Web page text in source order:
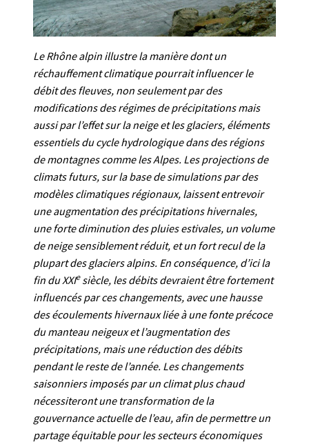
Le Rhône alpin illustre la manière dont un
réchauffement climatique pourrait influencer le
débit des fleuves, non seulement par des
modifications des régimes de précipitations mais
aussi par l’effet sur la neige et les glaciers, éléments
essentiels du cycle hydrologique dans des régions
de montagnes comme les Alpes. Les projections de
climats futurs, sur la base de simulations par des
modèles climatiques régionaux, laissent entrevoir
une augmentation des précipitations hivernales,
une forte diminution des pluies estivales, un volume
de neige sensiblement réduit, et un fort recul de la
plupart des glaciers alpins. En conséquence, d’ici la
fin du XXIesiècle, les débits devraient être fortement
influencés par ces changements, avec une hausse
des écoulements hivernaux liée à une fonte précoce
du manteau neigeux et l’augmentation des
précipitations, mais une réduction des débits
pendant le reste de l’année. Les changements
saisonniers imposés par un climat plus chaud
nécessiteront une transformation de la
gouvernance actuelle de l’eau, afin de permettre un
partage équitable pour les secteurs économiques